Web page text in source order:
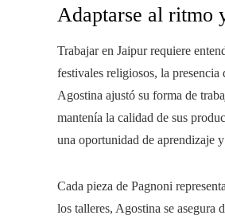
Adaptarse al ritmo
Trabajar en Jaipur requiere
festivales religiosos, la presencia
Agostina ajustó su forma de
mantenía la calidad de sus
una oportunidad de aprendizaje
Cada pieza de Pagnoni
los talleres, Agostina se asegura